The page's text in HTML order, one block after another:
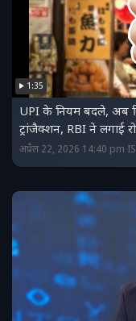
1:35
UPI के नियम बदले, अब
ट्रांजैक्शन, RBI ने लगाई
अप्रैल 22, 2026 14:40 pm